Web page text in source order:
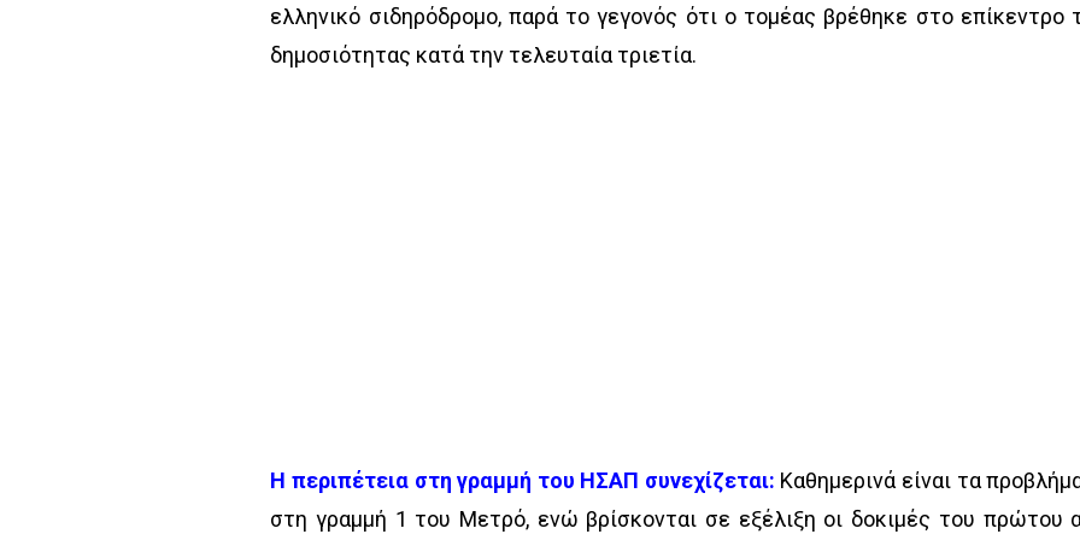
ελληνικό σιδηρόδρομο, παρά το γεγονός ότι ο τομέας βρέθηκε στο επίκεντρο
δημοσιότητας κατά την τελευταία τριετία.
Η περιπέτεια στη γραμμή του ΗΣΑΠ συνεχίζεται: Καθημερινά είναι τα
στη γραμμή 1 του Μετρό, ενώ βρίσκονται σε εξέλιξη οι δοκιμές του πρώτου